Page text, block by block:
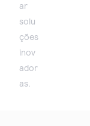
ar
solu
ções
inov
ador
as.